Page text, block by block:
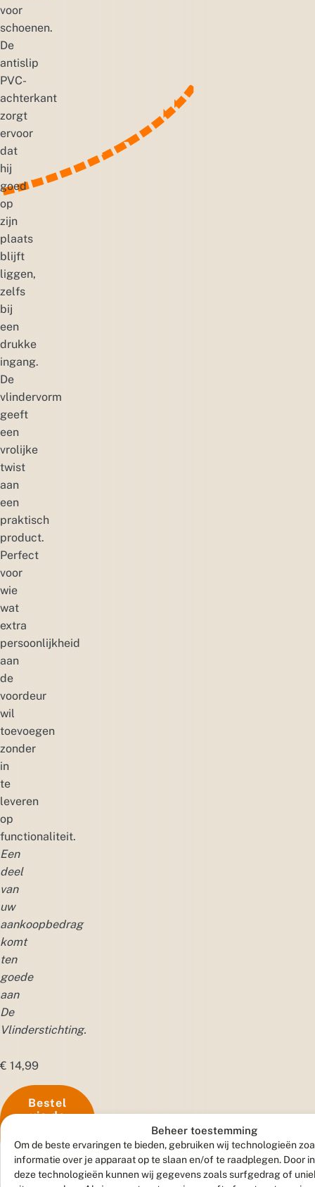
Beheer toestemming
Om de beste ervaringen te bieden, gebruiken wij technologieën
informatie over je apparaat op te slaan en/of te raadplegen. Door
deze technologieën kunnen wij gegevens zoals surfgedrag of
voor
schoenen.
De
antislip
PVC-
achterkant
zorgt
ervoor
dat
hij
goed
op
zijn
plaats
blijft
liggen,
zelfs
bij
een
drukke
ingang.
De
vlindervorm
geeft
een
vrolijke
twist
aan
een
praktisch
product.
Perfect
voor
wie
wat
extra
persoonlijkheid
aan
de
voordeur
wil
toevoegen
zonder
in
te
leveren
op
functionaliteit.
Een
deel
van
uw
aankoopbedrag
komt
ten
goede
aan
De
Vlinderstichting.
€ 14,99
Bestel
via de
van
Vivara